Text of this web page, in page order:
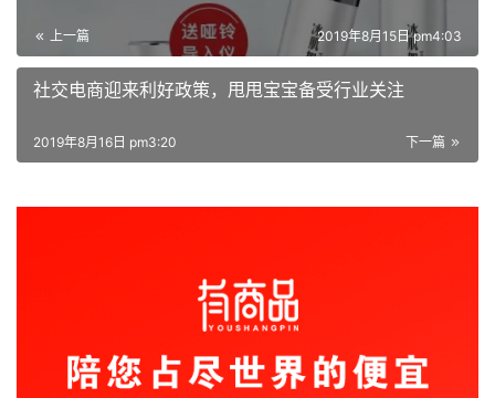
上一篇 2019年8月15日 pm4:03
社交电商迎来利好政策，甩甩宝宝备受行业关注
下一篇
2019年8月16日 pm3:20